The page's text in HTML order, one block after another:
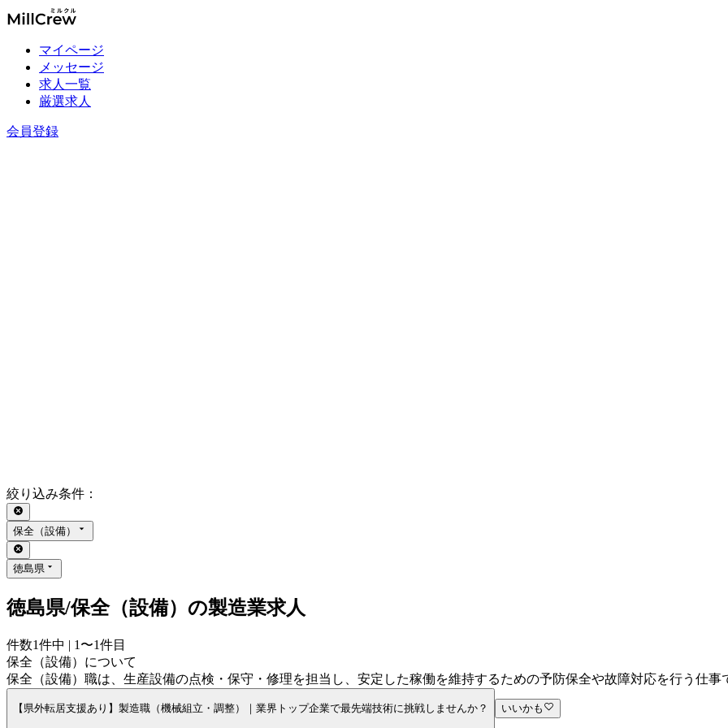
マイページ
メッセージ
求人一覧
厳選求人
会員登録
絞り込み条件 ：
保全（設備）
徳島県
徳島県/保全（設備）の製造業求人
件数1件中 | 1〜1件目
保全（設備）について
保全（設備）職は、生産設備の点検・保守・修理を担当し、安定した稼働を維持するための予防保全や故障対応を行う仕事
【県外転居支援あり】製造職（機械組立・調整）｜業界トップ企業で最先端技術に挑戦しませんか？ いいかも